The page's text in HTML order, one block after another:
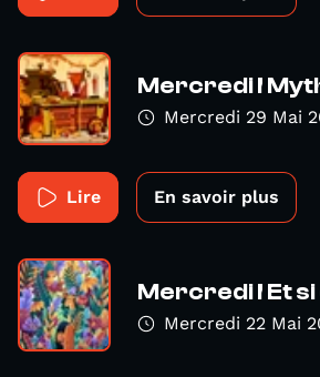
Mercredi !
Mercredi 29 Mai
Lire En savoir plus
Mercredi ! Et
Mercredi 22 Mai